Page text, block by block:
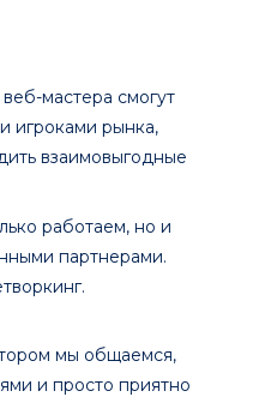
мастера смогут
игроками рынка,
взаимовыгодные
работаем, но и
партнерами.
мы общаемся,
и просто приятно